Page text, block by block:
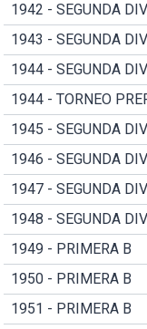
1942 - SEGUNDA
1943 - SEGUNDA
1944 - SEGUNDA
1944 - TORNEO
1945 - SEGUNDA
1946 - SEGUNDA
1947 - SEGUNDA
1948 - SEGUNDA
1949 - PRIMERA B
1950 - PRIMERA B
1951 - PRIMERA B